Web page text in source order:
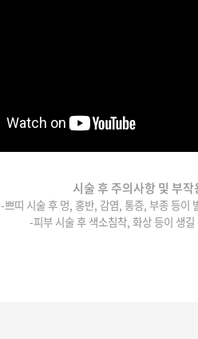
시술 후 주의사항 및 부작
-쁘띠 시술 후 멍, 홍반, 감염, 통증, 부종 등이
-피부 시술 후 색소침착, 화상 등이 생